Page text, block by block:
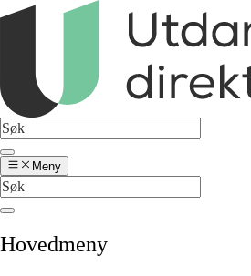
Meny
Hovedmeny